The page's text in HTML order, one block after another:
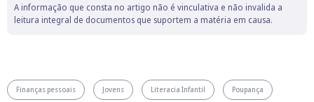
A informação que consta no artigo não é vinculativa e não invalida a
leitura integral de documentos que suportem a matéria em causa.
Finanças pessoais Jovens Literacia Infantil Poupança